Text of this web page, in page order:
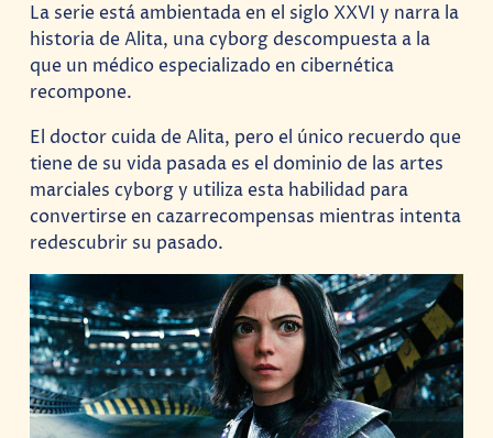
La serie está ambientada en el siglo XXVI y narra la
historia de Alita, una cyborg descompuesta a la
que un médico especializado en cibernética
recompone.
El doctor cuida de Alita, pero el único recuerdo que
tiene de su vida pasada es el dominio de las artes
marciales cyborg y utiliza esta habilidad para
convertirse en cazarrecompensas mientras intenta
redescubrir su pasado.